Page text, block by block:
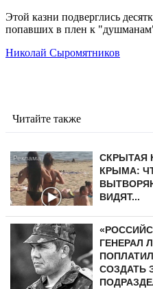
Этой казни подверглись
попавших в плен к
Николай Сыромятников
Читайте также
СКРЫТАЯ
КРЫМА:
ВИДЯТ...
ГЕНЕРАЛ
СОЗДАТЬ